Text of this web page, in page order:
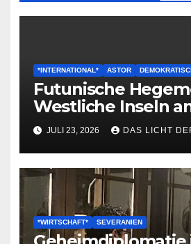
*INTERNATIONAL* ASTOR
Futunische
Westliche Inseln
JULI 23, 2026 DAS LICHT
*WIRTSCHAFT* SEVERANIEN